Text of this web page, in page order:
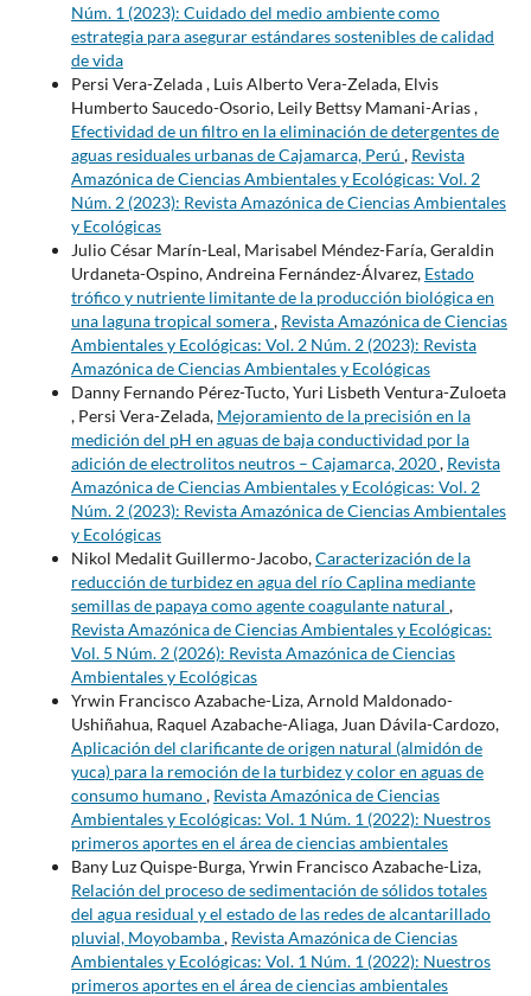
Núm. 1 (2023): Cuidado del medio ambiente como
estrategia para asegurar estándares sostenibles de calidad
de vida
Persi Vera-Zelada , Luis Alberto Vera-Zelada, Elvis
Humberto Saucedo-Osorio, Leily Bettsy Mamani-Arias ,
Efectividad de un filtro en la eliminación de detergentes de
aguas residuales urbanas de Cajamarca, Perú , Revista
Amazónica de Ciencias Ambientales y Ecológicas: Vol. 2
Núm. 2 (2023): Revista Amazónica de Ciencias Ambientales
y Ecológicas
Julio César Marín-Leal, Marisabel Méndez-Faría, Geraldin
Urdaneta-Ospino, Andreina Fernández-Álvarez, Estado
trófico y nutriente limitante de la producción biológica en
una laguna tropical somera, Revista Amazónica de Ciencias
Ambientales y Ecológicas: Vol. 2 Núm. 2 (2023): Revista
Amazónica de Ciencias Ambientales y Ecológicas
Danny Fernando Pérez-Tucto, Yuri Lisbeth Ventura-Zuloeta
, Persi Vera-Zelada, Mejoramiento de la precisión en la
medición del pH en aguas de baja conductividad por la
adición de electrolitos neutros – Cajamarca, 2020, Revista
Amazónica de Ciencias Ambientales y Ecológicas: Vol. 2
Núm. 2 (2023): Revista Amazónica de Ciencias Ambientales
y Ecológicas
Nikol Medalit Guillermo-Jacobo,Caracterización de la
reducción de turbidez en agua del río Caplina mediante
semillas de papaya como agente coagulante natural ,
Revista Amazónica de Ciencias Ambientales y Ecológicas:
Vol. 5 Núm. 2 (2026): Revista Amazónica de Ciencias
Ambientales y Ecológicas
Yrwin Francisco Azabache-Liza, Arnold Maldonado-
Ushiñahua, Raquel Azabache-Aliaga, Juan Dávila-Cardozo,
Aplicación del clarificante de origen natural (almidón de
yuca) para la remoción de la turbidez y color en aguas de
consumo humano, Revista Amazónica de Ciencias
Ambientales y Ecológicas: Vol. 1 Núm. 1 (2022): Nuestros
primeros aportes en el área de ciencias ambientales
Bany Luz Quispe-Burga, Yrwin Francisco Azabache-Liza,
Relación del proceso de sedimentación de sólidos totales
del agua residual y el estado de las redes de alcantarillado
pluvial, Moyobamba, Revista Amazónica de Ciencias
Ambientales y Ecológicas: Vol. 1 Núm. 1 (2022): Nuestros
primeros aportes en el área de ciencias ambientales